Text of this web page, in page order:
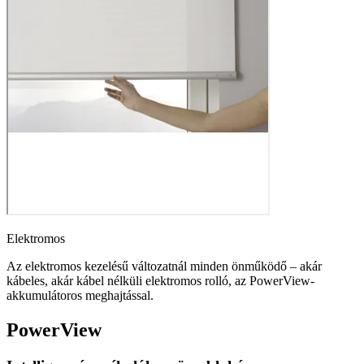
Elektromos
Az elektromos kezelésű változatnál minden önműködő – akár
kábeles, akár kábel nélküli elektromos rolló, az PowerView-
akkumulátoros meghajtással.
PowerView